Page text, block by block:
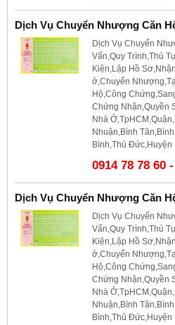
Dịch Vụ Chuyển Nhượng Căn
Dịch Vụ Chuyển
Vấn,Quy Trình,Thủ
Kiện,Lập Hồ
ở,Chuyển
Hộ,Công
Chứng Nhận,Quyền
Nhà
Nhuận,Bình
Bình,Thủ Đức,Huyện
0914 78 78 60
Dịch Vụ Chuyển Nhượng Căn
Dịch Vụ Chuyển
Vấn,Quy Trình,Thủ
Kiện,Lập Hồ
ở,Chuyển
Hộ,Công
Chứng Nhận,Quyền
Nhà
Nhuận,Bình
Bình,Thủ Đức,Huyện